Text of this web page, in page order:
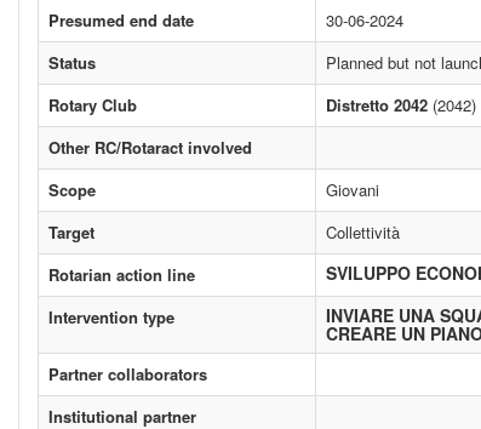
Presumed end date
30-06-2024
Status
Planned but not
Rotary Club
Distretto 2042 (2042)
Other RC/Rotaract involved
Scope
Giovani
Target
Collettività
Rotarian action line
SVILUPPO
Intervention type INVIARE UNA
CREARE UN
Partner collaborators
Institutional partner